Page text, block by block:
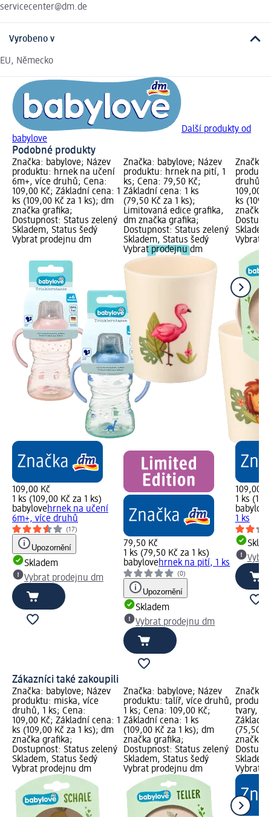
servicecenter@dm.de
Vyrobeno v
EU, Německo
Další produkty od
babylove
Podobné produkty
Značka: babylove; Název
produktu: hrnek na učení
6m+, více druhů; Cena:
109,00 Kč; Základní cena: 1
ks (109,00 Kč za 1 ks); dm
značka grafika;
Dostupnost: Status zelený
Skladem, Status šedý
Vybrat prodejnu dm
109,00 Kč
1 ks (109,00 Kč za 1 ks)
babylovehrnek na učení
6m+, více druhů
(17)
Upozornění
Skladem
Vybrat prodejnu dm
Značka: babylove; Název
produktu: hrnek na pití, 1
ks; Cena: 79,50 Kč;
Základní cena: 1 ks
(79,50 Kč za 1 ks);
Limitovaná edice grafika,
dm značka grafika;
Dostupnost: Status zelený
Skladem, Status šedý
Vybrat prodejnu dm
79,50 Kč
1 ks (79,50 Kč za 1 ks)
babylovehrnek na pití, 1 ks
(0)
Upozornění
Skladem
Vybrat prodejnu dm
Značka:
druhů, 1
109,00
ks
značka
Vybrat
109,00
1 ks
babylove
1 ks
Zákazníci také zakoupili
Značka: babylove; Název
produktu: miska, více
druhů, 1 ks; Cena:
109,00 Kč; Základní cena: 1
ks (109,00 Kč za 1 ks); dm
značka grafika;
Dostupnost: Status zelený
Skladem, Status šedý
Vybrat prodejnu dm
Značka: babylove; Název
produktu: talíř, více druhů,
1 ks; Cena: 109,00 Kč;
Základní cena: 1 ks
(109,00 Kč za 1 ks); dm
značka grafika;
Dostupnost: Status zelený
Skladem, Status šedý
Vybrat prodejnu dm
Značka:
tvary, 1
Základní
(75,50
značka
Vybrat